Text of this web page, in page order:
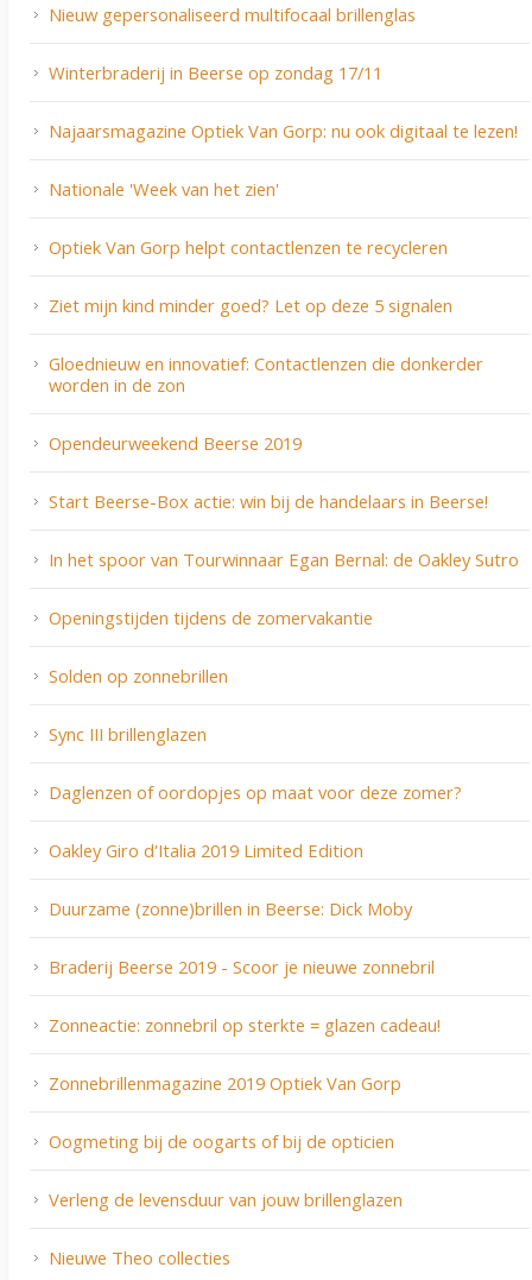
Nieuw gepersonaliseerd multifocaal brillenglas
Winterbraderij in Beerse op zondag 17/11
Najaarsmagazine Optiek Van Gorp: nu ook digitaal te lezen!
Nationale 'Week van het zien'
Optiek Van Gorp helpt contactlenzen te recycleren
Ziet mijn kind minder goed? Let op deze 5 signalen
Gloednieuw en innovatief: Contactlenzen die donkerder
worden in de zon
Opendeurweekend Beerse 2019
Start Beerse-Box actie: win bij de handelaars in Beerse!
In het spoor van Tourwinnaar Egan Bernal: de Oakley Sutro
Openingstijden tijdens de zomervakantie
Solden op zonnebrillen
Sync III brillenglazen
Daglenzen of oordopjes op maat voor deze zomer?
Oakley Giro d'Italia 2019 Limited Edition
Duurzame (zonne)brillen in Beerse: Dick Moby
Braderij Beerse 2019 - Scoor je nieuwe zonnebril
Zonneactie: zonnebril op sterkte = glazen cadeau!
Zonnebrillenmagazine 2019 Optiek Van Gorp
Oogmeting bij de oogarts of bij de opticien
Verleng de levensduur van jouw brillenglazen
Nieuwe Theo collecties